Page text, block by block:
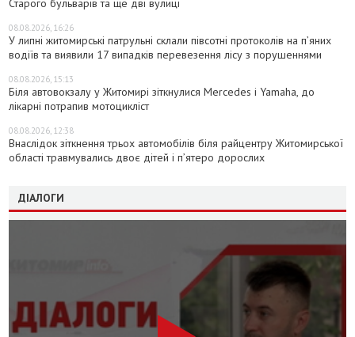
Старого бульварів та ще дві вулиці
08.08.2026, 16:26
У липні житомирські патрульні склали півсотні протоколів на пʼяних
водіїв та виявили 17 випадків перевезення лісу з порушеннями
08.08.2026, 15:13
Біля автовокзалу у Житомирі зіткнулися Mercedes і Yamaha, до
лікарні потрапив мотоцикліст
08.08.2026, 12:38
Внаслідок зіткнення трьох автомобілів біля райцентру Житомирської
області травмувались двоє дітей і пʼятеро дорослих
ДІАЛОГИ